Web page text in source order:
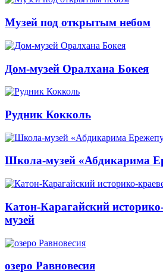
Музей под открытым небом
Дом-музей Оралхана Бокея
Рудник Кокколь
Школа-музей «Абдикарима
Катон-Карагайский
музей
озеро Равновесия